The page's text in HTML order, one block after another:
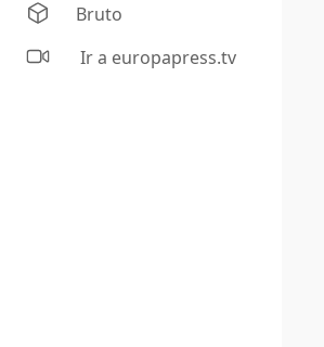
Bruto
Ir a europapress.tv